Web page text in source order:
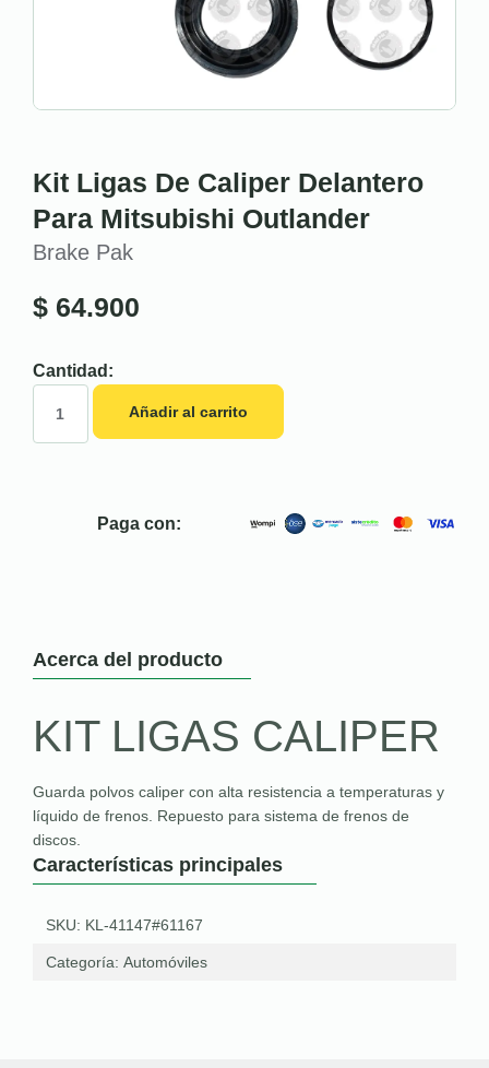
Kit Ligas De Caliper Delantero
Para Mitsubishi Outlander
Brake Pak
$ 64.900
Cantidad:
Añadir al carrito
Paga con:
Acerca del producto
KIT LIGAS CALIPER
Guarda polvos caliper con alta resistencia a temperaturas y
líquido de frenos. Repuesto para sistema de frenos de
discos.
Características principales
SKU: KL-41147#61167
Categoría: Automóviles